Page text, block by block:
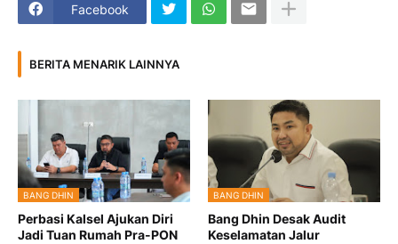
Facebook
BERITA MENARIK LAINNYA
BANG DHIN
Perbasi Kalsel Ajukan Diri
Jadi Tuan Rumah Pra-PON
BANG DHIN
Bang Dhin Desak Audit
Keselamatan Jalur